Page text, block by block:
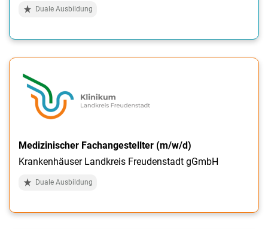
Duale Ausbildung
Medizinischer Fachangestellter (m/w/d)
Krankenhäuser Landkreis Freudenstadt gGmbH
Duale Ausbildung